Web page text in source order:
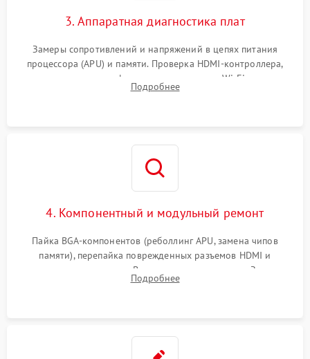
3. Аппаратная диагностика плат
Замеры сопротивлений и напряжений в цепях питания
процессора (APU) и памяти. Проверка HDMI-контроллера,
микросхем флеш-памяти и модуля Wi-Fi
Подробнее
4. Компонентный и модульный ремонт
Пайка BGA-компонентов (реболлинг APU, замена чипов
памяти), перепайка поврежденных разъемов HDMI и
контроллеров питания. Восстановление дорожек. Замена
неисправного жесткого диска, SSD или лазерной головки
Подробнее